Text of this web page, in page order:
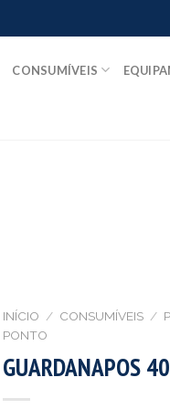
CONSUMÍVEIS
INÍCIO / CONSUMÍVEIS /
PONTO
GUARDANAPOS